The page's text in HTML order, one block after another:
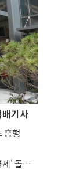
'캔
기사
흥행
' 돌파